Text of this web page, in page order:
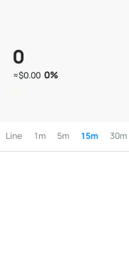
0
≈$0.00 0%
Line 1m 5m 15m 30m